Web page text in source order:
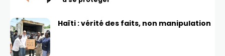
Haïti : vérité des faits, non manipulation